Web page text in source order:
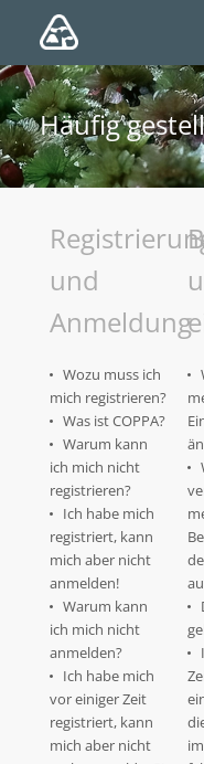
Häufig
und
Anmeldung
Wozu muss ich
mich registrieren?
Was ist COPPA?
Warum kann
ich mich nicht
registrieren?
Ich habe mich
registriert, kann
mich aber nicht
anmelden!
Warum kann
ich mich nicht
anmelden?
Ich habe mich
vor einiger Zeit
registriert, kann
mich aber nicht